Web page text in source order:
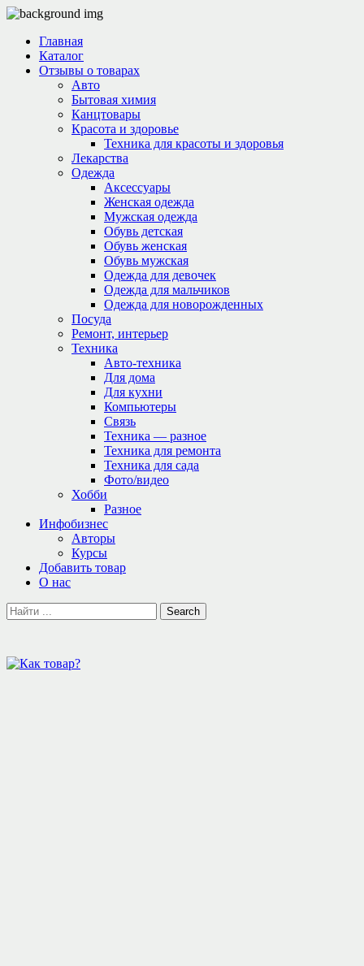
Главная
Каталог
Отзывы о товарах
Авто
Бытовая химия
Канцтовары
Красота и здоровье
Техника для красоты и здоровья
Лекарства
Одежда
Аксессуары
Женская одежда
Мужская одежда
Обувь детская
Обувь женская
Обувь мужская
Одежда для девочек
Одежда для мальчиков
Одежда для новорожденных
Посуда
Ремонт, интерьер
Техника
Авто-техника
Для дома
Для кухни
Компьютеры
Связь
Техника — разное
Техника для ремонта
Техника для сада
Фото/видео
Хобби
Разное
Инфобизнес
Авторы
Курсы
Добавить товар
О нас